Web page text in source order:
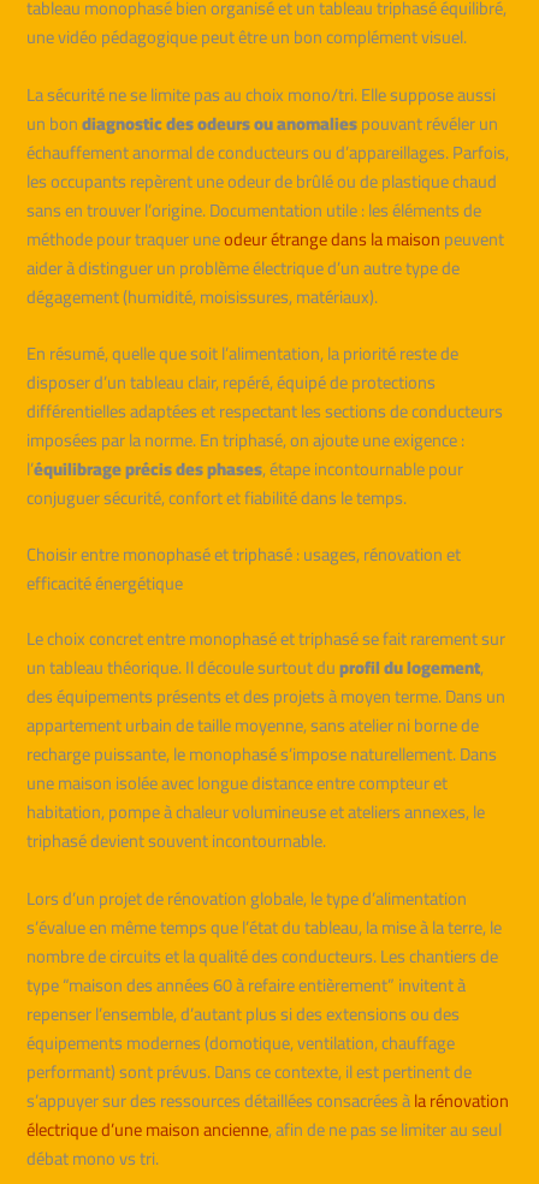
tableau monophasé bien organisé et un tableau triphasé équilibré,
une vidéo pédagogique peut être un bon complément visuel.
La sécurité ne se limite pas au choix mono/tri. Elle suppose aussi
un bondiagnostic des odeurs ou anomaliespouvant révéler un
échauffement anormal de conducteurs ou d’appareillages. Parfois,
les occupants repèrent une odeur de brûlé ou de plastique chaud
sans en trouver l’origine. Documentation utile : les éléments de
méthode pour traquer uneodeur étrange dans la maisonpeuvent
aider à distinguer un problème électrique d’un autre type de
dégagement (humidité, moisissures, matériaux).
En résumé, quelle que soit l’alimentation, la priorité reste de
disposer d’un tableau clair, repéré, équipé de protections
différentielles adaptées et respectant les sections de conducteurs
imposées par la norme. En triphasé, on ajoute une exigence :
l’équilibrage précis des phases, étape incontournable pour
conjuguer sécurité, confort et fiabilité dans le temps.
Choisir entre monophasé et triphasé : usages, rénovation et
efficacité énergétique
Le choix concret entre monophasé et triphasé se fait rarement sur
un tableau théorique. Il découle surtout duprofil du logement,
des équipements présents et des projets à moyen terme. Dans un
appartement urbain de taille moyenne, sans atelier ni borne de
recharge puissante, le monophasé s’impose naturellement. Dans
une maison isolée avec longue distance entre compteur et
habitation, pompe à chaleur volumineuse et ateliers annexes, le
triphasé devient souvent incontournable.
Lors d’un projet de rénovation globale, le type d’alimentation
s’évalue en même temps que l’état du tableau, la mise à la terre, le
nombre de circuits et la qualité des conducteurs. Les chantiers de
type “maison des années 60 à refaire entièrement” invitent à
repenser l’ensemble, d’autant plus si des extensions ou des
équipements modernes (domotique, ventilation, chauffage
performant) sont prévus. Dans ce contexte, il est pertinent de
s’appuyer sur des ressources détaillées consacrées àla rénovation
électrique d’une maison ancienne, afin de ne pas se limiter au seul
débat mono vs tri.